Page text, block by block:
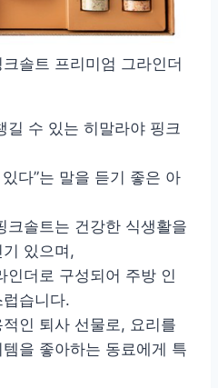
솔트 프리미엄 그라인더
길 수 있는 히말라야 핑크
다”는 말을 듣기 좋은 아
크솔트는 건강한 식생활을
있으며,
인더로 구성되어 주방 인
습니다.
인 퇴사 선물로, 요리를
을 좋아하는 동료에게 특